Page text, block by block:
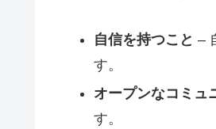
自信を持つこと –
す。
オープンなコミュ
す。